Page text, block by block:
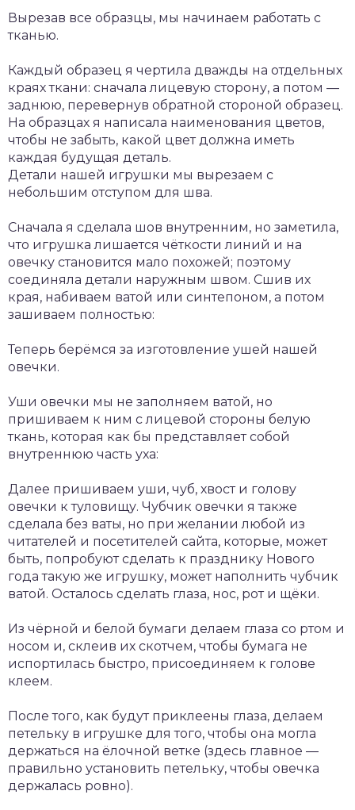
Вырезав все образцы, мы начинаем работать с
тканью.
Каждый образец я чертила дважды на отдельных
краях ткани: сначала лицевую сторону, а потом —
заднюю, перевернув обратной стороной образец.
На образцах я написала наименования цветов,
чтобы не забыть, какой цвет должна иметь
каждая будущая деталь.
Детали нашей игрушки мы вырезаем с
небольшим отступом для шва.
Сначала я сделала шов внутренним, но заметила,
что игрушка лишается чёткости линий и на
овечку становится мало похожей; поэтому
соединяла детали наружным швом. Сшив их
края, набиваем ватой или синтепоном, а потом
зашиваем полностью:
Теперь берёмся за изготовление ушей нашей
овечки.
Уши овечки мы не заполняем ватой, но
пришиваем к ним с лицевой стороны белую
ткань, которая как бы представляет собой
внутреннюю часть уха:
Далее пришиваем уши, чуб, хвост и голову
овечки к туловищу. Чубчик овечки я также
сделала без ваты, но при желании любой из
читателей и посетителей сайта, которые, может
быть, попробуют сделать к празднику Нового
года такую же игрушку, может наполнить чубчик
ватой. Осталось сделать глаза, нос, рот и щёки.
Из чёрной и белой бумаги делаем глаза со ртом и
носом и, склеив их скотчем, чтобы бумага не
испортилась быстро, присоединяем к голове
клеем.
После того, как будут приклеены глаза, делаем
петельку в игрушке для того, чтобы она могла
держаться на ёлочной ветке (здесь главное —
правильно установить петельку, чтобы овечка
держалась ровно).